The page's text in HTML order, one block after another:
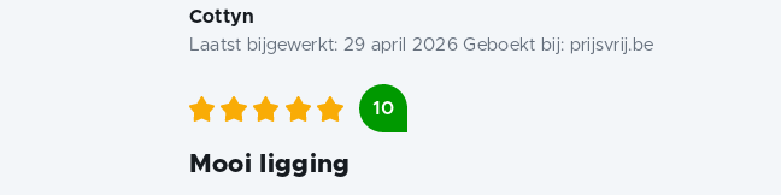
Cottyn
Laatst bijgewerkt: 29 april 2026 Geboekt bij: prijsvrij.be
10
Mooi ligging